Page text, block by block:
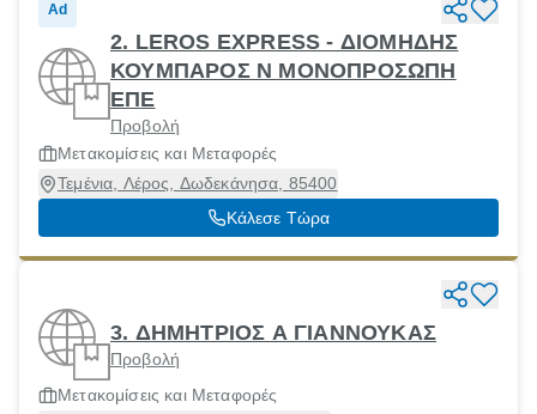
Ad
2. LEROS EXPRESS - ΔΙΟΜΗΔΗΣ
ΚΟΥΜΠΑΡΟΣ Ν ΜΟΝΟΠΡΟΣΩΠΗ
ΕΠΕ
Προβολή
Μετακομίσεις και Μεταφορές
Τεμένια, Λέρος, Δωδεκάνησα, 85400
Κάλεσε Τώρα
3. ΔΗΜΗΤΡΙΟΣ Α ΓΙΑΝΝΟΥΚΑΣ
Προβολή
Μετακομίσεις και Μεταφορές